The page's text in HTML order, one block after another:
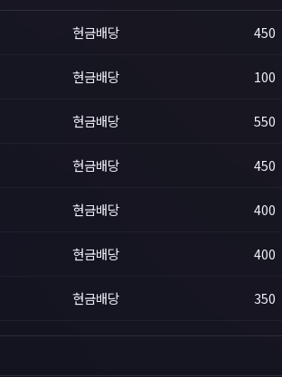
현금배당 450
현금배당 100
현금배당 550
현금배당 450
현금배당 400
현금배당 400
현금배당 350